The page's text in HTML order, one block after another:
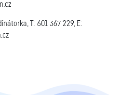
T: 601 367 229, E: